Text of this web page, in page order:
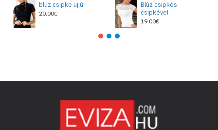
blúz csipke ujjú
20.00€
Blúz csipkés
csipkével
19.00€